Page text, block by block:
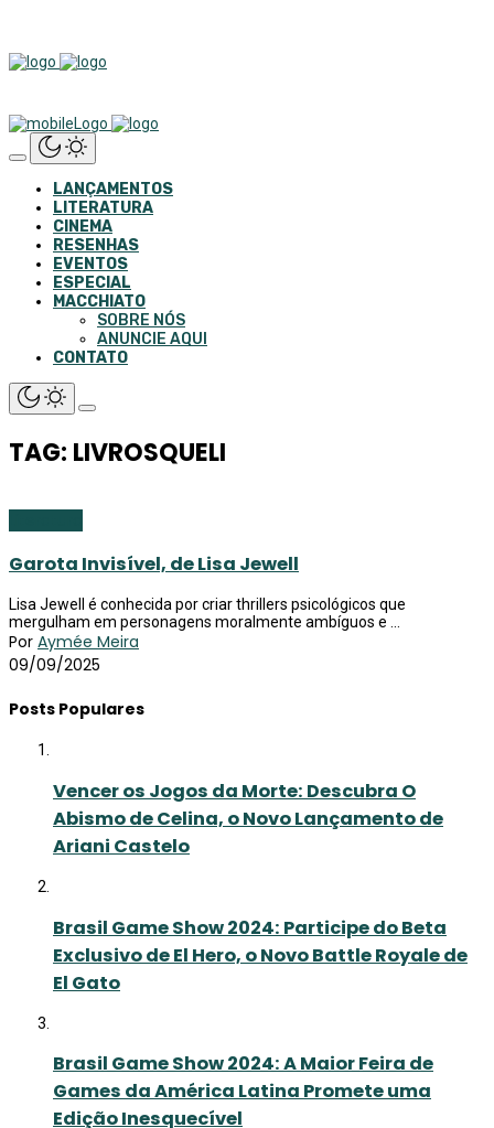
LANÇAMENTOS
LITERATURA
CINEMA
RESENHAS
EVENTOS
ESPECIAL
MACCHIATO
SOBRE NÓS
ANUNCIE AQUI
CONTATO
TAG: LIVROSQUELI
Garota Invisível, de Lisa Jewell
Lisa Jewell é conhecida por criar thrillers psicológicos que
mergulham em personagens moralmente ambíguos e ...
Por Aymée Meira
09/09/2025
Posts Populares
Vencer os Jogos da Morte: Descubra O
Abismo de Celina, o Novo Lançamento de
Ariani Castelo
Brasil Game Show 2024: Participe do Beta
Exclusivo de El Hero, o Novo Battle Royale de
El Gato
Brasil Game Show 2024: A Maior Feira de
Games da América Latina Promete uma
Edição Inesquecível